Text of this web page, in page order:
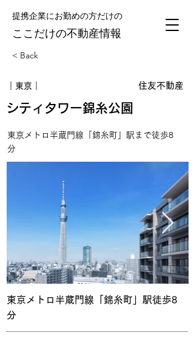
提携企業にお勤めの方だけの
​ここだけの不動産情報
< Back
｜東京｜ 住友不動産
シティタワー錦糸公園
東京メトロ半蔵門線「錦糸町」駅まで徒歩8
分
東京メトロ半蔵門線「錦糸町」駅徒歩8
分